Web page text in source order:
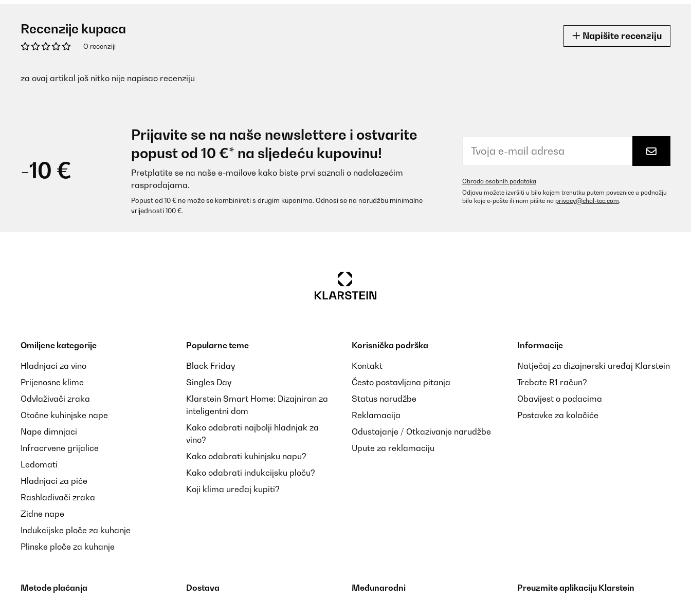
Recenzije kupaca
O recenziji
Napišite recenziju
za ovaj artikal još nitko nije napisao recenziju
-10 €
Prijavite se na naše newslettere i ostvarite
popust od 10 €* na sljedeću kupovinu!
Pretplatite se na naše e-mailove kako biste prvi saznali o nadolazećim
rasprodajama.
Popust od 10 € ne može se kombinirati s drugim kuponima. Odnosi se na narudžbu minimalne
vrijednosti 100 €.
Obrada osobnih podataka
Odjavu možete izvršiti u bilo kojem trenutku putem poveznice u podnožju
bilo koje e-pošte ili nam pišite na privacy@chal-tec.com.
Omiljene kategorije
Hladnjaci za vino
Prijenosne klime
Odvlaživači zraka
Otočne kuhinjske nape
Nape dimnjaci
Infracrvene grijalice
Ledomati
Hladnjaci za piće
Rashlađivači zraka
Zidne nape
Indukcijske ploče za kuhanje
Plinske ploče za kuhanje
Popularne teme
Black Friday
Singles Day
Klarstein Smart Home: Dizajniran za
inteligentni dom
Kako odabrati najbolji hladnjak za
vino?
Kako odabrati kuhinjsku napu?
Kako odabrati indukcijsku ploču?
Koji klima uređaj kupiti?
Korisnička podrška
Kontakt
Često postavljana pitanja
Status narudžbe
Reklamacija
Odustajanje / Otkazivanje narudžbe
Upute za reklamaciju
Informacije
Natječaj za dizajnerski uređaj Klarstein
Trebate R1 račun?
Obavijest o podacima
Postavke za kolačiće
Metode plaćanja Dostava Međunarodni Preuzmite aplikaciju Klarstein